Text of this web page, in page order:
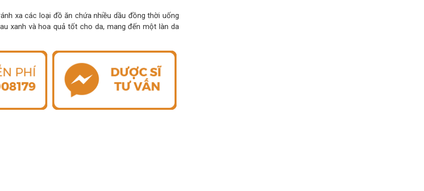
xa các loại đồ ăn chứa nhiều dầu đồng thời uống
xanh và hoa quả tốt cho da, mang đến một làn da